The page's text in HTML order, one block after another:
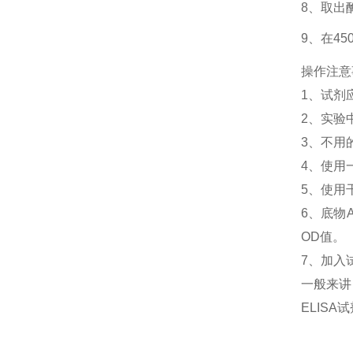
8、取出
9、在
操作注
1、 试剂
2、 实验
3、 不用
4、 使用
5、 使用
6、
底物
OD值。
7、加入
一般来
ELISA